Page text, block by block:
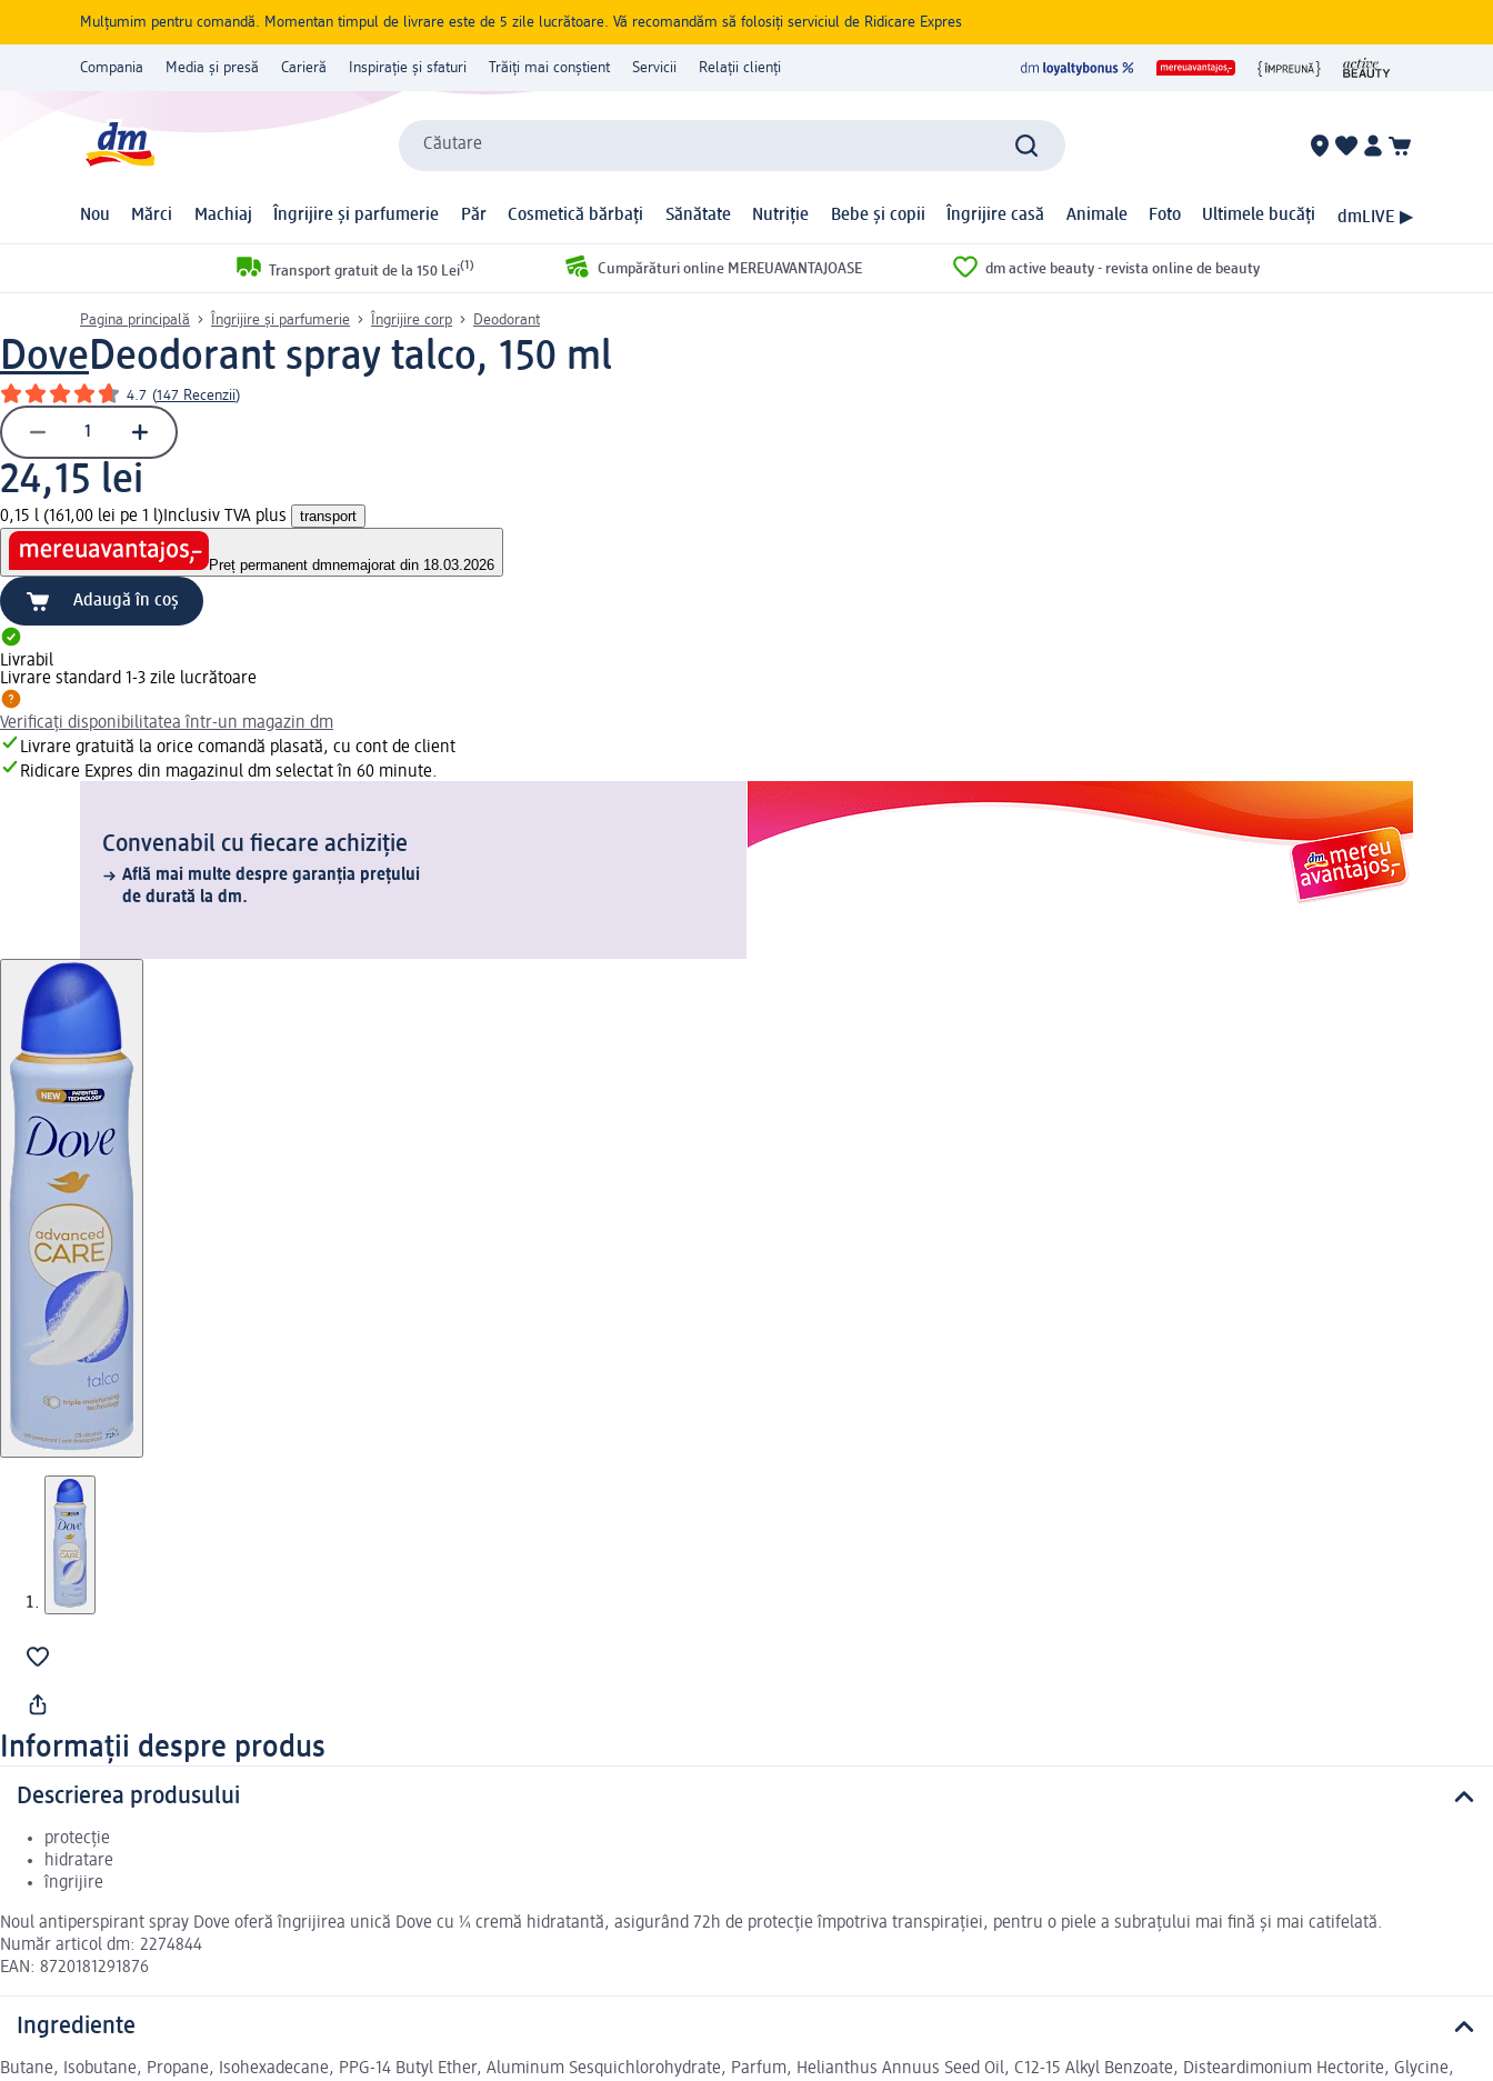
Mulțumim pentru comandă. Momentan timpul de livrare este de 5 zile lucrătoare. Vă recomandăm să folosiți serviciul de Ridicare Expres
Compania Media și presă Carieră Inspirație și sfaturi Trăiți mai conștient Servicii Relații clienți
Căutare
Nou Mărci Machiaj Îngrijire și parfumerie Păr Cosmetică bărbați Sănătate Nutriție Bebe și copii Îngrijire casă Animale Foto Ultimele bucăți dmLIVE ▶
Transport gratuit de la 150 Lei(1) Cumpărături online MEREUAVANTAJOASE dm active beauty - revista online de beauty
Pagina principală Îngrijire și parfumerie Îngrijire corp Deodorant
DoveDeodorant spray talco, 150 ml
4.7 (147 Recenzii)
24,15 lei
0,15 l (161,00 lei pe 1 l) Inclusiv TVA plus transport
Preț permanent dmnemajorat din 18.03.2026
Adaugă în coș
Livrabil
Livrare standard 1-3 zile lucrătoare
Verificați disponibilitatea într-un magazin dm
Livrare gratuită la orice comandă plasată, cu cont de client
Ridicare Expres din magazinul dm selectat în 60 minute.
Convenabil cu fiecare achiziție
Află mai multe despre garanția prețului
de durată la dm.
Informații despre produs
Descrierea produsului
protecție
hidratare
îngrijire
Noul antiperspirant spray Dove oferă îngrijirea unică Dove cu ¼ cremă hidratantă, asigurând 72h de protecție împotriva transpirației, pentru o piele a subrațului mai fină și mai catifelată.
Număr articol dm: 2274844
EAN: 8720181291876
Ingrediente
Butane, Isobutane, Propane, Isohexadecane, PPG-14 Butyl Ether, Aluminum Sesquichlorohydrate, Parfum, Helianthus Annuus Seed Oil, C12-15 Alkyl Benzoate, Disteardimonium Hectorite, Glycine,